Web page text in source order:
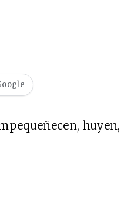
huyen,